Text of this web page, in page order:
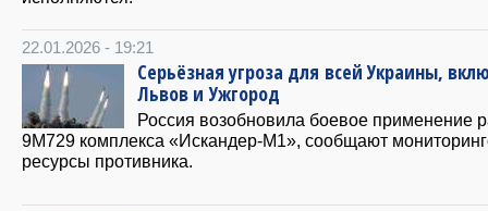
22.01.2026 - 19:21
Серьёзная угроза для всей Украины,
Львов и Ужгород
Россия возобновила боевое применение
9М729 комплекса «Искандер-М1», сообщают
ресурсы противника.